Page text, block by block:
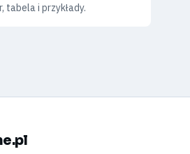
tabela i przykłady.